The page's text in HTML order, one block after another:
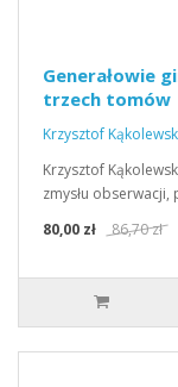
Generałowie
trzech tomów
Krzysztof
Krzysztof
zmysłu obserwacji,
80,00 zł
86,70 zł